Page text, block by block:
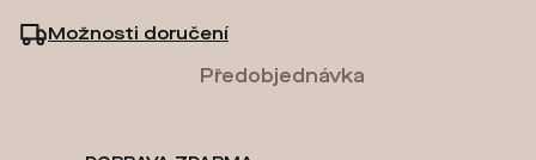
Předobjednávka
Možnosti doručení